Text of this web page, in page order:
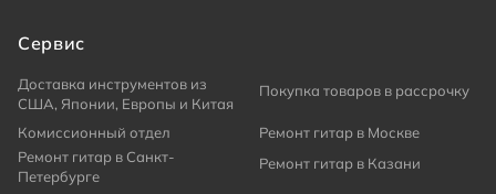
Сервис
Доставка инструментов из
США, Японии, Европы и Китая
Покупка товаров в рассрочку
Комиссионный отдел
Ремонт гитар в Москве
Ремонт гитар в Санкт-
Петербурге
Ремонт гитар в Казани